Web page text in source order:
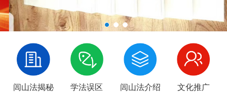
闾山法揭秘 学法误区 闾山法介绍 文化推广